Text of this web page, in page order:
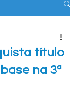
título
na 3ª